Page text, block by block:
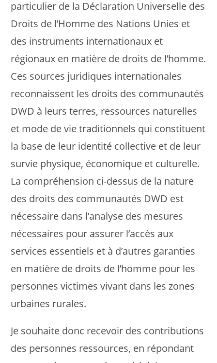
particulier de la Déclaration Universelle des
Droits de l’Homme des Nations Unies et
des instruments internationaux et
régionaux en matière de droits de l’homme.
Ces sources juridiques internationales
reconnaissent les droits des communautés
DWD à leurs terres, ressources naturelles
et mode de vie traditionnels qui constituent
la base de leur identité collective et de leur
survie physique, économique et culturelle.
La compréhension ci-dessus de la nature
des droits des communautés DWD est
nécessaire dans l’analyse des mesures
nécessaires pour assurer l’accès aux
services essentiels et à d’autres garanties
en matière de droits de l’homme pour les
personnes victimes vivant dans les zones
urbaines rurales.
Je souhaite donc recevoir des contributions
des personnes ressources, en répondant